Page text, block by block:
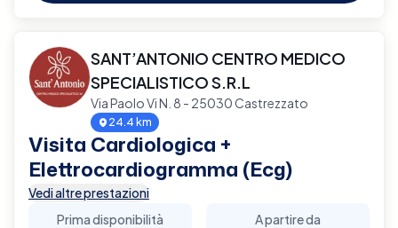
SANT’ANTONIO CENTRO MEDICO
SPECIALISTICO S.R.L
Via Paolo Vi N. 8 - 25030 Castrezzato
24.4 km
Visita Cardiologica +
Elettrocardiogramma (Ecg)
Vedi altre prestazioni
Prima disponibilità
A partire da